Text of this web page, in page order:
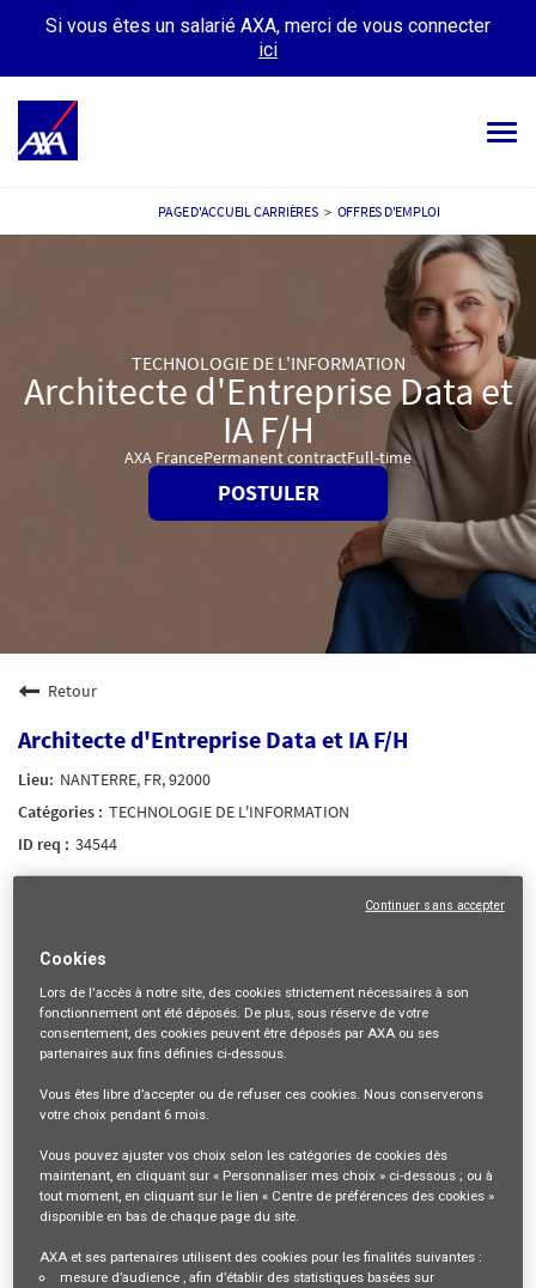
Si vous êtes un salarié AXA, merci de vous connecter
ici
MES CANDIDATURES MON PROFIL
PAGE D'ACCUEIL CARRIÈRES > OFFRES D'EMPLOI
TECHNOLOGIE DE L'INFORMATION
Architecte d'Entreprise Data et
IA F/H
AXA FrancePermanent contractFull-time
POSTULER
Retour
Architecte d'Entreprise Data et IA F/H
NANTERRE, FR, 92000
TECHNOLOGIE DE L'INFORMATION
34544
Se connecter
ou S'inscrire
Description du poste
VOTRE RÔLE ET VOS MISSIONS
Vous souhaitez évoluer dans un environnement en pleine
transformation ?
Vous avez envie de contribuer à des projets stratégiques majeurs ?
Cookies
Lors de l'accès à notre site, des cookies strictement nécessaires à son
fonctionnement ont été déposés. De plus, sous réserve de votre
consentement, des cookies peuvent être déposés par AXA ou ses
partenaires aux fins définies ci-dessous.
Vous êtes libre d’accepter ou de refuser ces cookies. Nous conserverons
votre choix pendant 6 mois.
Vous pouvez ajuster vos choix selon les catégories de cookies dès
maintenant, en cliquant sur « Personnaliser mes choix » ci-dessous ; ou à
tout moment, en cliquant sur le lien « Centre de préférences des cookies »
disponible en bas de chaque page du site.
AXA et ses partenaires utilisent des cookies pour les finalités suivantes :
mesure d’audience , afin d’établir des statistiques basées sur
Continuer sans accepter